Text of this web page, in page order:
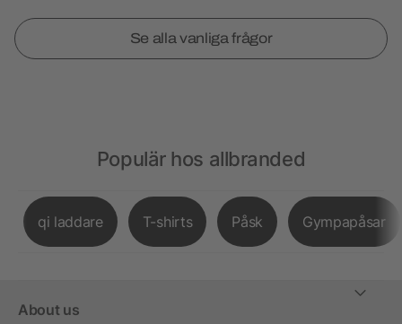
Se alla vanliga frågor
Populär hos allbranded
qi laddare T-shirts Påsk Gympapåsar
About us